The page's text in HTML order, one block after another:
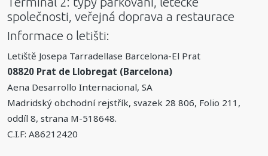
společnosti, veřejná doprava a restaurace
Informace o letišti:
Letiště Josepa Tarradellase Barcelona-El Prat
08820 Prat de Llobregat (Barcelona)
Aena Desarrollo Internacional, SA
Madridský obchodní rejstřík, svazek 28 806, Folio 211,
oddíl 8, strana M-518648.
C.I.F: A86212420